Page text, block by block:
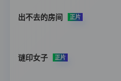
出不去的房间 正片
谜印女子 正片